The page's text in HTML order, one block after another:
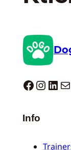
Dogo facebook InstagramLinkedIn E-Mail
Info